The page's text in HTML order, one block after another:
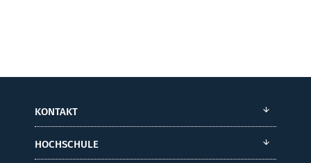
KONTAKT
HOCHSCHULE